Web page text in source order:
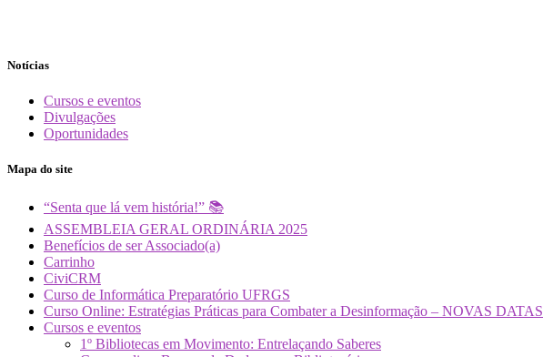
Notícias
Cursos e eventos
Divulgações
Oportunidades
Mapa do site
“Senta que lá vem história!” 📚
ASSEMBLEIA GERAL ORDINÁRIA 2025
Benefícios de ser Associado(a)
Carrinho
CiviCRM
Curso de Informática Preparatório UFRGS
Curso Online: Estratégias Práticas para Combater a Desinformação – NOVAS DATAS
Cursos e eventos
1º Bibliotecas em Movimento: Entrelaçando Saberes